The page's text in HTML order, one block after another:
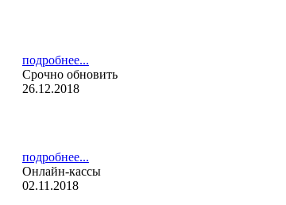
подробнее...
Срочно обновить
26.12.2018
подробнее...
Онлайн-кассы
02.11.2018